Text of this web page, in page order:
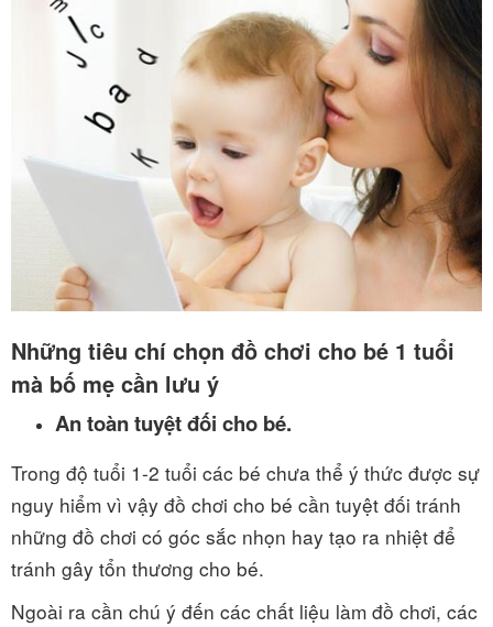
Những tiêu chí chọn đồ chơi cho bé 1 tuổi
mà bố mẹ cần lưu ý
An toàn tuyệt đối cho bé.
Trong độ tuổi 1-2 tuổi các bé chưa thể ý thức được sự
nguy hiểm vì vậy đồ chơi cho bé cần tuyệt đối tránh
những đồ chơi có góc sắc nhọn hay tạo ra nhiệt để
tránh gây tổn thương cho bé.
Ngoài ra cần chú ý đến các chất liệu làm đồ chơi, các